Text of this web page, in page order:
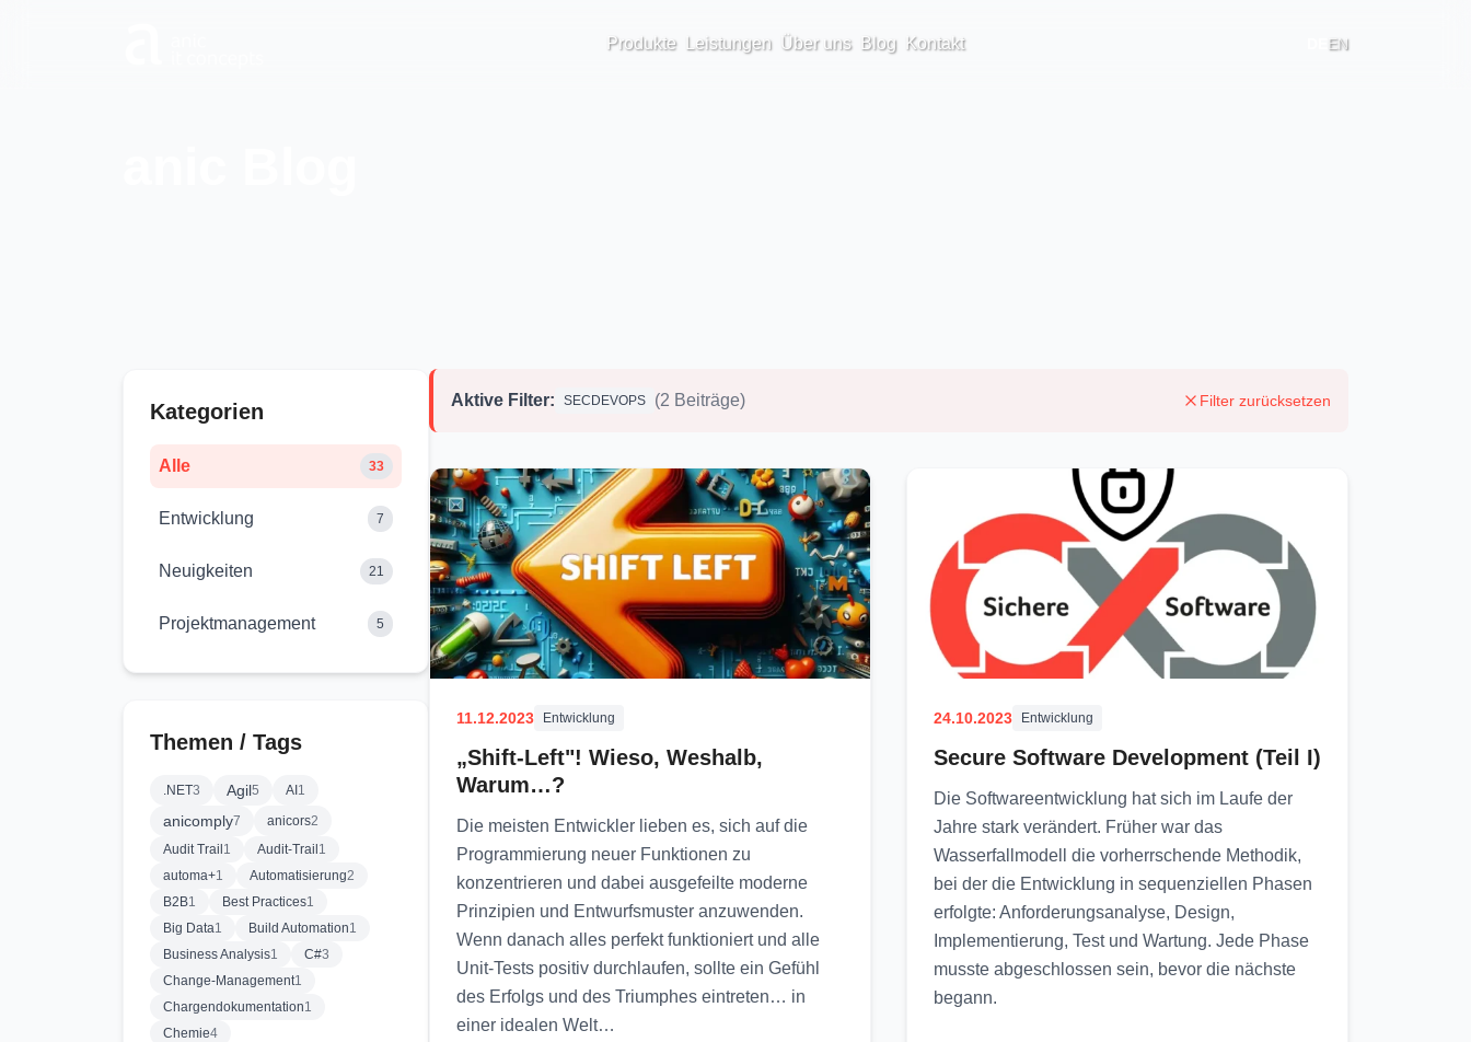
Produkte
Leistungen Über uns Blog Kontakt EN
Kategorien
Alle 33
Entwicklung 7
Neuigkeiten 21
Projektmanagement 5
Themen / Tags
.NET3 Agil5 AI 1
anicomply7 anicors2
Audit Trail 1 Audit-Trail 1
automa+1 Automatisierung2
B2B1 Best Practices1
Big Data1 Build Automation1
Business Analysis1 C#3
Change-Management1
Chargendokumentation1
Chemie4
Aktive Filter: SECDEVOPS (2 Beiträge) Filter zurücksetzen
11.12.2023 Entwicklung
„Shift-Left"! Wieso, Weshalb,
Warum…?
Die meisten Entwickler lieben es, sich auf die
Programmierung neuer Funktionen zu
konzentrieren und dabei ausgefeilte moderne
Prinzipien und Entwurfsmuster anzuwenden.
Wenn danach alles perfekt funktioniert und alle
Unit-Tests positiv durchlaufen, sollte ein Gefühl
des Erfolgs und des Triumphes eintreten… in
einer idealen Welt…
24.10.2023 Entwicklung
Secure Software Development (Teil I)
Die Softwareentwicklung hat sich im Laufe der
Jahre stark verändert. Früher war das
Wasserfallmodell die vorherrschende Methodik,
bei der die Entwicklung in sequenziellen Phasen
erfolgte: Anforderungsanalyse, Design,
Implementierung, Test und Wartung. Jede Phase
musste abgeschlossen sein, bevor die nächste
begann.